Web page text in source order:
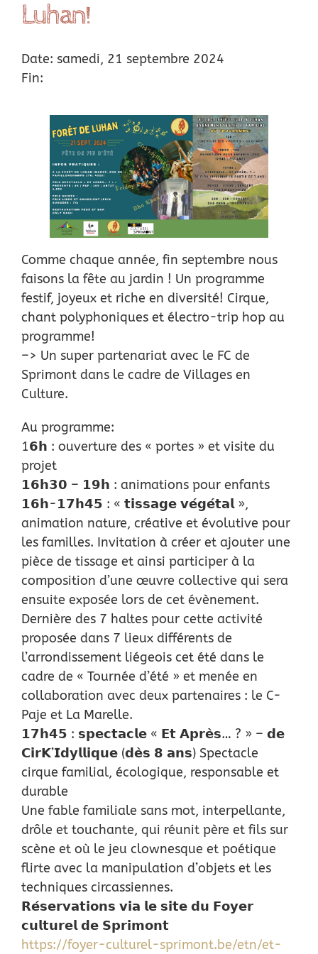
Location
Actus
Remerciements
Contact
Luhan!
Date: samedi, 21 septembre 2024
Fin:
Comme chaque année, fin septembre nous
faisons la fête au jardin ! Un programme
festif, joyeux et riche en diversité! Cirque,
chant polyphoniques et électro-trip hop au
programme!
–> Un super partenariat avec le FC de
Sprimont dans le cadre de Villages en
Culture.
Au programme:
1𝟲𝗵 : ouverture des « portes » et visite du
projet
𝟭𝟲𝗵𝟯𝟬 – 𝟭𝟵𝗵 : animations pour enfants
𝟭𝟲𝗵-𝟭𝟳𝗵𝟰𝟱 : « 𝘁𝗶𝘀𝘀𝗮𝗴𝗲 𝘃𝗲́𝗴𝗲́𝘁𝗮𝗹 »,
animation nature, créative et évolutive pour
les familles. Invitation à créer et ajouter une
pièce de tissage et ainsi participer à la
composition d’une œuvre collective qui sera
ensuite exposée lors de cet évènement.
Dernière des 7 haltes pour cette activité
proposée dans 7 lieux différents de
l’arrondissement liégeois cet été dans le
cadre de « Tournée d’été » et menée en
collaboration avec deux partenaires : le C-
Paje et La Marelle.
𝟭𝟳𝗵𝟰𝟱 : 𝘀𝗽𝗲𝗰𝘁𝗮𝗰𝗹𝗲 « 𝗘𝘁 𝗔𝗽𝗿𝗲̀𝘀… ? » – 𝗱𝗲
𝗖𝗶𝗿𝗞’𝗜𝗱𝘆𝗹𝗹𝗶𝗾𝘂𝗲 (𝗱𝗲̀𝘀 𝟴 𝗮𝗻𝘀) Spectacle
cirque familial, écologique, responsable et
durable
Une fable familiale sans mot, interpellante,
drôle et touchante, qui réunit père et fils sur
scène et où le jeu clownesque et poétique
flirte avec la manipulation d’objets et les
techniques circassiennes.
𝗥𝗲́𝘀𝗲𝗿𝘃𝗮𝘁𝗶𝗼𝗻𝘀 𝘃𝗶𝗮 𝗹𝗲 𝘀𝗶𝘁𝗲 𝗱𝘂 𝗙𝗼𝘆𝗲𝗿
𝗰𝘂𝗹𝘁𝘂𝗿𝗲𝗹 𝗱𝗲 𝗦𝗽𝗿𝗶𝗺𝗼𝗻𝘁
https://foyer-culturel-sprimont.be/etn/et-